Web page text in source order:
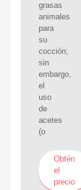
grasas
animales
para
su
cocción;
sin
embargo,
el
uso
de
acetes
(o
Obtén
el
precio